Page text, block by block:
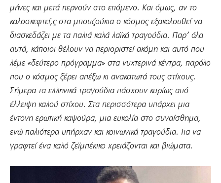
μήνες και μετά περνούν στο επόμενο. Και όμως, αν το
καλοσκεφτεί,ς στα μπουζούκια ο κόσμος εξακολουθεί να
διασκεδάζει με τα παλιά καλά λαϊκά τραγούδια. Παρ’ όλα
αυτά, κάποιοι θέλουν να περιοριστεί ακόμη και αυτό που
λέμε «δεύτερο πρόγραμμα» στα νυχτερινά κέντρα, παρόλο
που ο κόσμος ξέρει απέξω κι ανακατωτά τους στίχους.
Σήμερα τα ελληνικά τραγούδια πάσχουν κυρίως από
έλλειψη καλού στίχου. Στα περισσότερα υπάρχει μια
έντονη ερωτική καψούρα, μια ευκολία στο συναίσθημα,
ενώ παλιότερα υπήρχαν και κοινωνικά τραγούδια. Για να
γραφτεί ένα καλό ζεϊμπέκικο χρειάζονται και βιώματα.